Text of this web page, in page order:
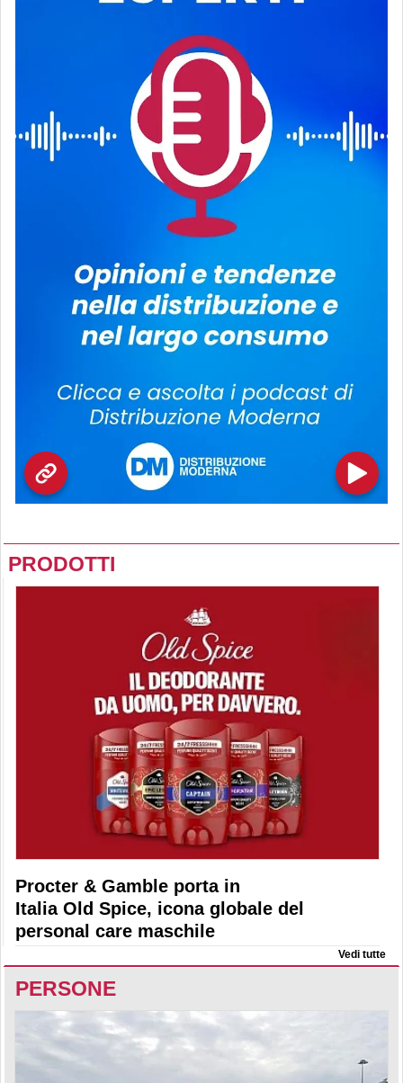
PRODOTTI
Procter & Gamble porta in
Italia Old Spice, icona globale del
personal care maschile
Vedi tutte
PERSONE